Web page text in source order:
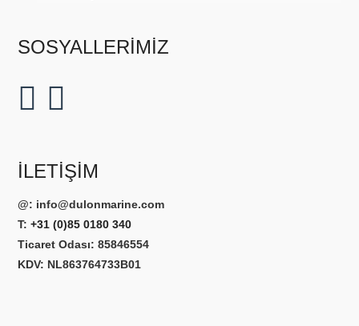
SOSYALLERİMİZ
İLETIŞIM
@: info@dulonmarine.com
T: +31 (0)85 0180 340
Ticaret Odası: 85846554
KDV: NL863764733B01